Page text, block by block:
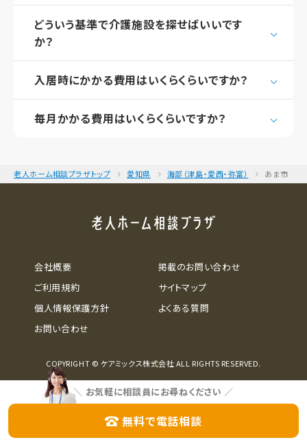
どういう基準で介護施設を探せばいいです
か？
入居時にかかる費用はいくらくらいですか？
毎月かかる費用はいくらくらいですか？
老人ホーム相談プラザトップ 愛知県 海部（津島・愛西・弥富） あま市
＼ お気軽に相談員にお尋ねください ／
無料で電話相談
会社概要
ご利用規約
個人情報保護方針
お問い合わせ
掲載のお問い合わせ
サイトマップ
よくある質問
COPYRIGHT © ケアミックス株式会社 ALL RIGHTS RESERVED.